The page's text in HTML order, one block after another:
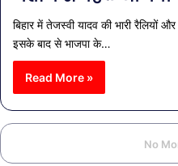
बिहार में तेजस्वी यादव की भारी रैलियों
इसके बाद से भाजपा के…
Read More »
No